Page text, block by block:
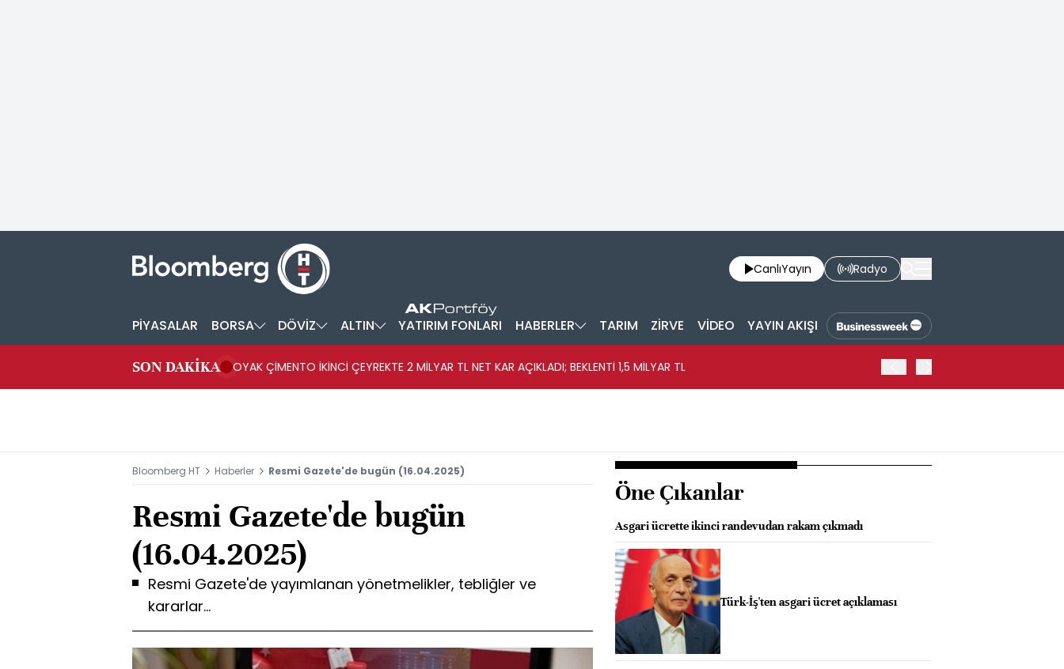
CanlıYayın Radyo
PİYASALAR BORSA DÖVİZ ALTIN YATIRIM FONLARI HABERLER TARIM ZİRVE VİDEO YAYIN AKIŞI
SON DAKİKA OYAK ÇİMENTO İKİNCİ ÇEYREKTE 2 MİLYAR TL NET KAR AÇIKLADI; BEKLENTİ 1,5 MİLYAR TL
Bloomberg HT Haberler Resmi Gazete'de bugün (16.04.2025)
Resmi Gazete'de bugün
(16.04.2025)
Resmi Gazete'de yayımlanan yönetmelikler, tebliğler ve
kararlar...
Öne Çıkanlar
Asgari ücrette ikinci randevudan rakam çıkmadı
Türk-İş'ten asgari ücret açıklaması